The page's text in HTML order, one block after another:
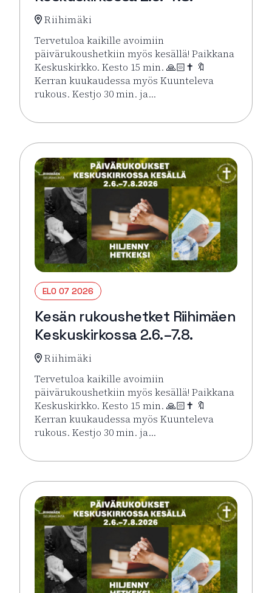
Riihimäki
Tervetuloa kaikille avoimiin
päivärukoushetkiin myös kesällä! Paikkana
Keskuskirkko. Kesto 15 min. 🙏🏻✝️ 🔖
Kerran kuukaudessa myös Kuunteleva
rukous. Kestjo 30 min. ja…
Lue lisää tapahtumasta Kesän rukoushetket
ELO 07 2026
Kesän rukoushetket Riihimäen
Keskuskirkossa 2.6.–7.8.
Riihimäki
Tervetuloa kaikille avoimiin
päivärukoushetkiin myös kesällä! Paikkana
Keskuskirkko. Kesto 15 min. 🙏🏻✝️ 🔖
Kerran kuukaudessa myös Kuunteleva
rukous. Kestjo 30 min. ja…
Lue lisää tapahtumasta Kesän rukoushetket